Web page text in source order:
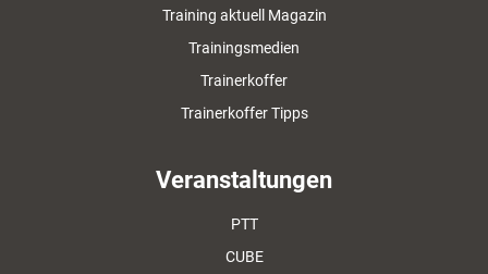
Training aktuell Magazin
Trainingsmedien
Trainerkoffer
Trainerkoffer Tipps
Veranstaltungen
PTT
CUBE